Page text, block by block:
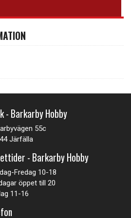
- Barkarby Hobby
55c
Järfälla
- Barkarby Hobby
Fredag 10-18
öppet till 20
11-16